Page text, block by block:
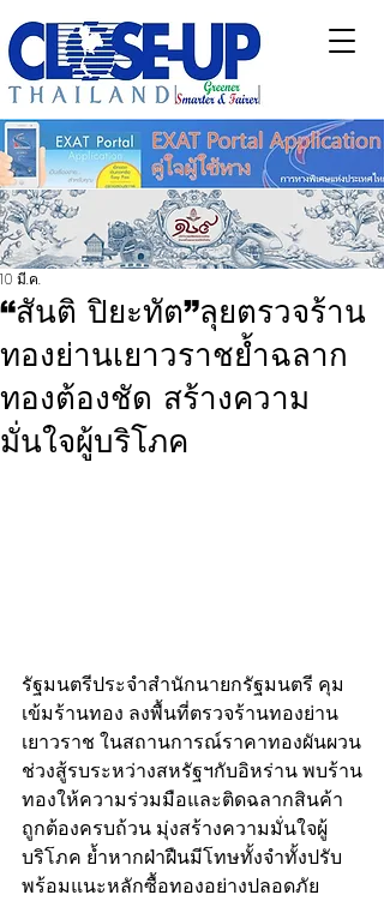
“สันติ ปิยะทัต”ลุยตรวจร้าน
ทองย่านเยาวราชย้ำฉลาก
ทองต้องชัด สร้างความ
มั่นใจผู้บริโภค
10 มี.ค.
รัฐมนตรีประจำสำนักนายกรัฐมนตรี คุม
เข้มร้านทอง ลงพื้นที่ตรวจร้านทองย่าน
เยาวราช ในสถานการณ์ราคาทองผันผวน
ช่วงสู้รบระหว่างสหรัฐฯกับอิหร่าน พบร้าน
ทองให้ความร่วมมือและติดฉลากสินค้า
ถูกต้องครบถ้วน มุ่งสร้างความมั่นใจผู้
บริโภค ย้ำหากฝ่าฝืนมีโทษทั้งจำทั้งปรับ
พร้อมแนะหลักซื้อทองอย่างปลอดภัย